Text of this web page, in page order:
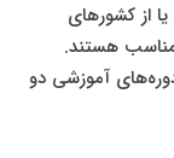
از کشورهای
مناسب هستند.
آموزشی دو